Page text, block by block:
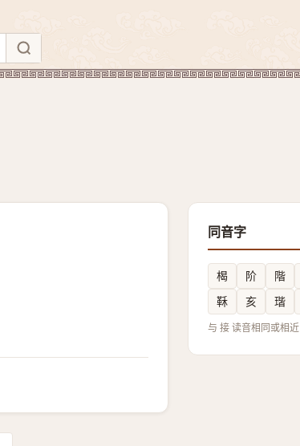
同音字
楬 阶 階
鞂
亥 瑎
与 接 读音相同或相近